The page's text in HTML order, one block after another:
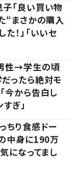
「良い買い物
“まさかの購入
！」「いいセ
性→学生の頃
ったら絶対モ
今から告白し
ぎ」
ちり食感ドー
中身に190万
になってまし